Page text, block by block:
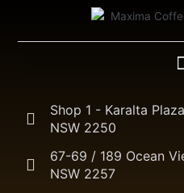
Shop 1 - Karalta
NSW 2250
67-69 / 189 Ocean
NSW 2257